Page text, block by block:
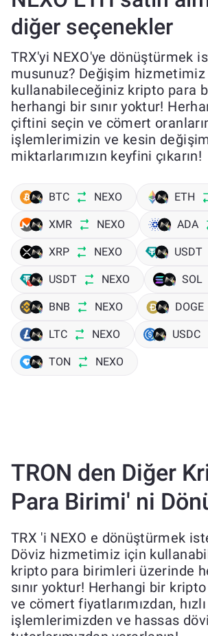
diğer seçenekler
TRX'yi NEXO'ye dönüştürmek
musunuz? Değişim
kullanabileceğiniz kripto para
herhangi bir sınır yoktur!
çiftini seçin ve cömert
işlemlerimizin ve kesin
miktarlarımızın keyfini çıkarın!
BTC NEXO ETH
XMR NEXO ADA
XRP NEXO USDT
USDT NEXO SOL
BNB NEXO DOGE
LTC NEXO USDC
TON NEXO
TRON den Diğer
Para Birimi' ni
TRX 'i NEXO e dönüştürmek
Döviz hizmetimiz için
kripto para birimleri üzerinde
sınır yoktur! Herhangi bir
ve cömert fiyatlarımızdan, hızlı
işlemlerimizden ve hassas